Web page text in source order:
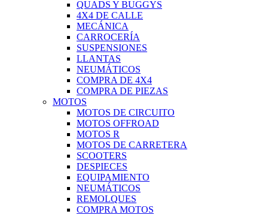
QUADS Y BUGGYS
4X4 DE CALLE
MECÁNICA
CARROCERÍA
SUSPENSIONES
LLANTAS
NEUMÁTICOS
COMPRA DE 4X4
COMPRA DE PIEZAS
MOTOS
MOTOS DE CIRCUITO
MOTOS OFFROAD
MOTOS R
MOTOS DE CARRETERA
SCOOTERS
DESPIECES
EQUIPAMIENTO
NEUMÁTICOS
REMOLQUES
COMPRA MOTOS